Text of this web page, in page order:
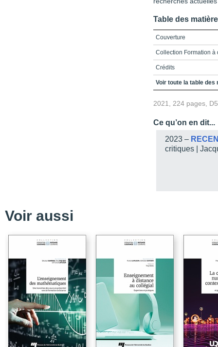
Table des
Couverture
Collection Formation à
Crédits
Remerciements
Liste des sigles et
Introduction
Chapitre 4 – La lutte
Chapitre 5 –
Chapitre 6 – La
défis et occasions en
Chapitre 7 –
applications pratiques
Voir toute la table des
2021, 224 pages,
Ce qu’on en dit...
2023 –
critiques |
Voir aussi